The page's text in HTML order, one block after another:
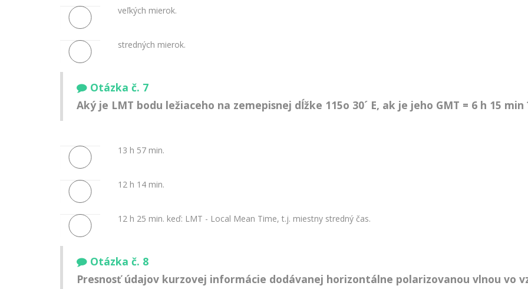
veľkých mierok.
stredných mierok.
Otázka č. 7
Aký je LMT bodu ležiaceho na zemepisnej dĺžke 115o 30´ E, ak je jeho GMT = 6 h 15 min
13 h 57 min.
12 h 14 min.
12 h 25 min. keď: LMT - Local Mean Time, t.j. miestny stredný čas.
Otázka č. 8
Presnosť údajov kurzovej informácie dodávanej horizontálne polarizovanou vlnou vo